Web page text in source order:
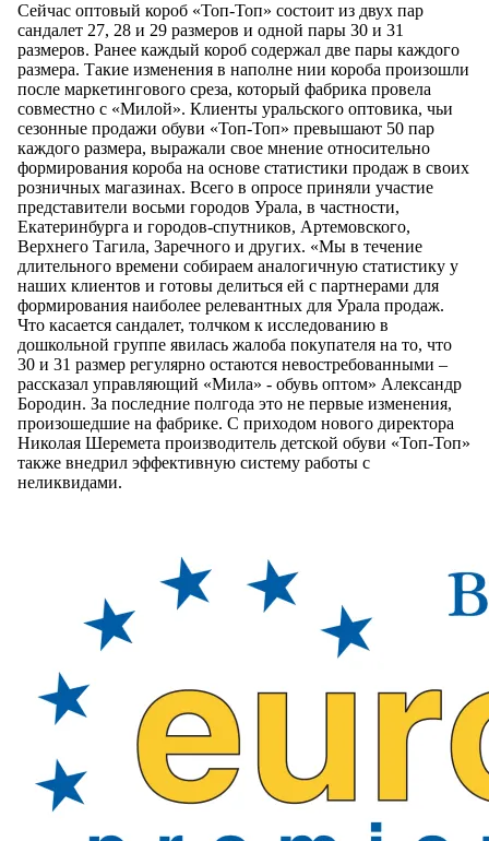
Сейчас оптовый короб «Топ-Топ» состоит из двух пар
сандалет 27, 28 и 29 размеров и одной пары 30 и 31
размеров. Ранее каждый короб содержал две пары каждого
размера. Такие изменения в наполне нии короба произошли
после маркетингового среза, который фабрика провела
совместно с «Милой». Клиенты уральского оптовика, чьи
сезонные продажи обуви «Топ-Топ» превышают 50 пар
каждого размера, выражали свое мнение относительно
формирования короба на основе статистики продаж в своих
розничных магазинах. Всего в опросе приняли участие
представители восьми городов Урала, в частности,
Екатеринбурга и городов-спутников, Артемовского,
Верхнего Тагила, Заречного и других. «Мы в течение
длительного времени собираем аналогичную статистику у
наших клиентов и готовы делиться ей с партнерами для
формирования наиболее релевантных для Урала продаж.
Что касается сандалет, толчком к исследованию в
дошкольной группе явилась жалоба покупателя на то, что
30 и 31 размер регулярно остаются невостребованными –
рассказал управляющий «Мила» - обувь оптом» Александр
Бородин. За последние полгода это не первые изменения,
произошедшие на фабрике. С приходом нового директора
Николая Шеремета производитель детской обуви «Топ-Топ»
также внедрил эффективную систему работы с
неликвидами.